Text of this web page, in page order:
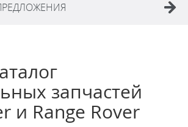
запчастей
и Range Rover